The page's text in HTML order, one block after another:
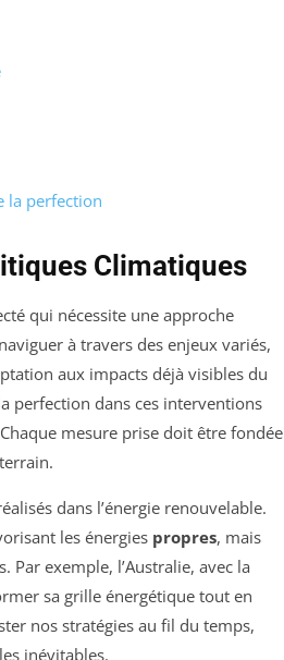
la perfection
Climatiques
qui nécessite une approche
à travers des enjeux variés,
aux impacts déjà visibles du
perfection dans ces interventions
mesure prise doit être fondée
dans l’énergie renouvelable.
les énergies propres, mais
exemple, l’Australie, avec la
sa grille énergétique tout en
nos stratégies au fil du temps,
inévitables.